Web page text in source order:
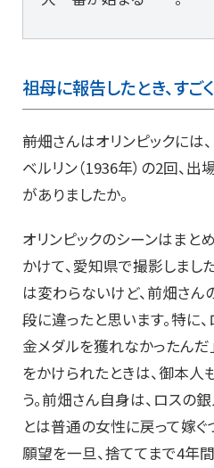
祖母に報告したとき、すご
――前畑さんはオリンピックには
ベルリン（1936年）の2回、出
がありましたか。
オリンピックのシーンはまと
かけて、愛知県で撮影しまし
は変わらないけど、前畑さ
段に違ったと思います。特に
金メダルを獲れなかったん
をかけられたときは、御本人
う。前畑さん自身は、ロスの
とは普通の女性に戻って嫁ぐ
願望を一旦、捨ててまで4年